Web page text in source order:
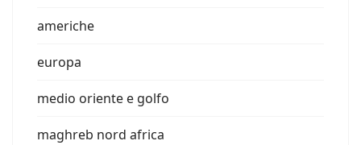
americhe
europa
medio oriente e golfo
maghreb nord africa